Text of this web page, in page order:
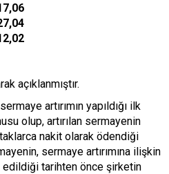
açıklanmıştır.
artırımın yapıldığı ilk
olup, artırılan sermayenin
nakit olarak ödendiği
sermaye artırımına ilişkin
tarihten önce şirketin